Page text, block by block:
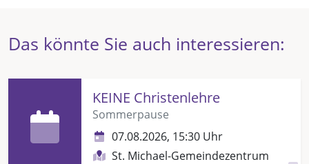
Das könnte Sie auch interessieren:
KEINE Christenlehre
Sommerpause
07.08.2026, 15:30 Uhr
St. Michael-Gemeindezentrum